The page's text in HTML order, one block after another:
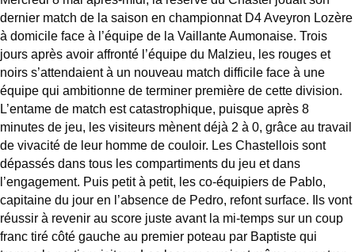
dernier match de la saison en championnat D4 Aveyron Lozère
à domicile face à l’équipe de la Vaillante Aumonaise. Trois
jours après avoir affronté l’équipe du Malzieu, les rouges et
noirs s’attendaient à un nouveau match difficile face à une
équipe qui ambitionne de terminer première de cette division.
L’entame de match est catastrophique, puisque après 8
minutes de jeu, les visiteurs mènent déjà 2 à 0, grâce au travail
de vivacité de leur homme de couloir. Les Chastellois sont
dépassés dans tous les compartiments du jeu et dans
l’engagement. Puis petit à petit, les co-équipiers de Pablo,
capitaine du jour en l’absence de Pedro, refont surface. Ils vont
réussir à revenir au score juste avant la mi-temps sur un coup
franc tiré côté gauche au premier poteau par Baptiste qui